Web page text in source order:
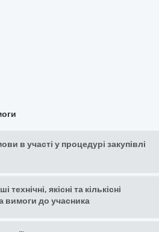
в участі у процедурі закупівлі
технічні, якісні та кількісні
вимоги до учасника